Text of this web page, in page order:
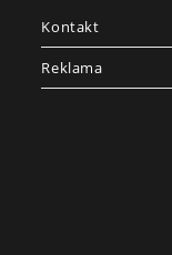
Kontakt
Reklama